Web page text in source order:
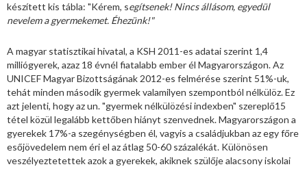
készített kis tábla: "Kérem, segítsenek! Nincsállásom, egyedül
nevelem a gyermekemet. Éhezünk!"
A magyar statisztikai hivatal, a KSH 2011-es adatai szerint 1,4
milliógyerek, azaz 18 évnél fiatalabb ember él Magyarországon. Az
UNICEF Magyar Bizottságának 2012-es felmérése szerint 51%-uk,
tehát minden második gyermek valamilyen szempontból nélkülöz. Ez
azt jelenti, hogy az un. "gyermek nélkülözési indexben" szereplő15
tétel közül legalább kettőben hiányt szenvednek. Magyarországon a
gyerekek 17%-a szegénységben él, vagyis a családjukban az egy főre
esőjövedelem nem éri el az átlag 50-60 százalékát. Különösen
veszélyeztetettek azok a gyerekek, akiknek szülője alacsony iskolai